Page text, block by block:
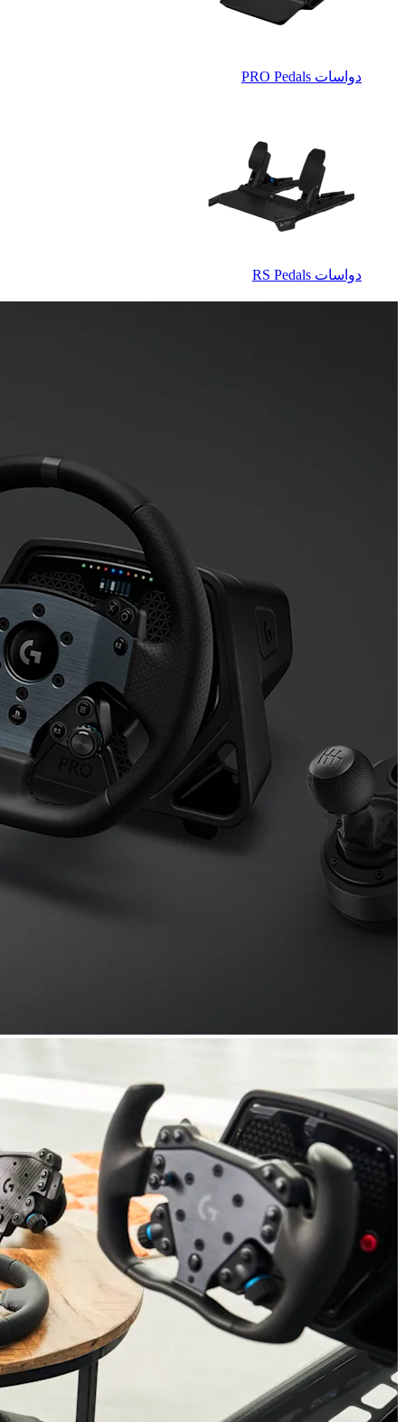
دواسات ‏PRO Pedals‏
دواسات ‏RS Pedals‏